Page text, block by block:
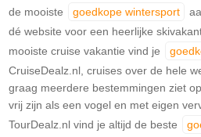
de mooiste
goedkope wintersport
dé website voor een heerlijke
mooiste cruise vakantie vind je
CruiseDealz.nl, cruises over de hele
graag meerdere bestemmingen ziet
vrij zijn als een vogel en met eigen
TourDealz.nl vind je altijd de beste